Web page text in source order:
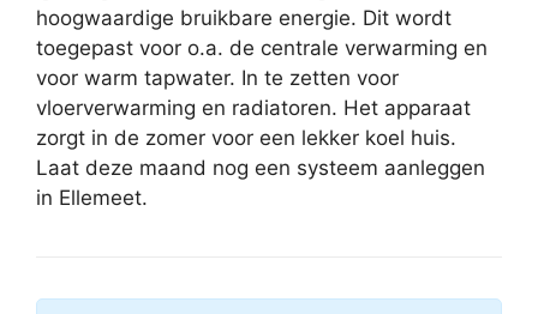
hoogwaardige bruikbare energie. Dit wordt
toegepast voor o.a. de centrale verwarming en
voor warm tapwater. In te zetten voor
vloerverwarming en radiatoren. Het apparaat
zorgt in de zomer voor een lekker koel huis.
Laat deze maand nog een systeem aanleggen
in Ellemeet.